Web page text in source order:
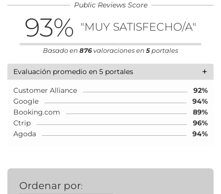
Public Reviews Score
93% "MUY SATISFECHO/A"
Basado en 876valoraciones en 5 portales
+
Evaluación promedio en 5 portales
Customer Alliance
92%
Google
94%
Booking.com
89%
Ctrip
96%
Agoda
94%
Ordenar por: